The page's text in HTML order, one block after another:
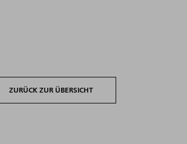
ZURÜCK ZUR ÜBERSICHT